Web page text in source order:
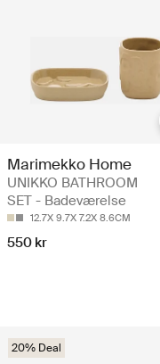
Marimekko Home
UNIKKO BATHROOM
SET - Badeværelse
12.7X 9.7X 7.2X 8.6CM
550 kr
20% Deal